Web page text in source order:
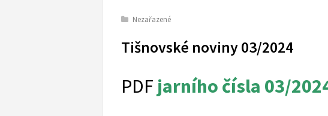
Nezařazené
Tišnovské noviny 03/2024
PDF jarního čísla 03/